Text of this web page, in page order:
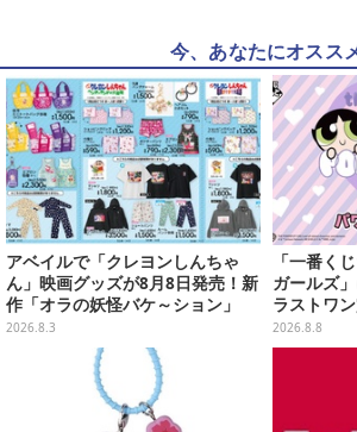
今、あなたにオスス
アベイルで「クレヨンしんちゃ
ん」映画グッズが8月8日発売！新
作「オラの妖怪バケ～ション」
や、「ヘンダーランド」「暗黒タ
マタマ」などをフィーチャー
2026.8.3
「一番く
ガールズ
ラストワ
シール帳ス
2026.8.8